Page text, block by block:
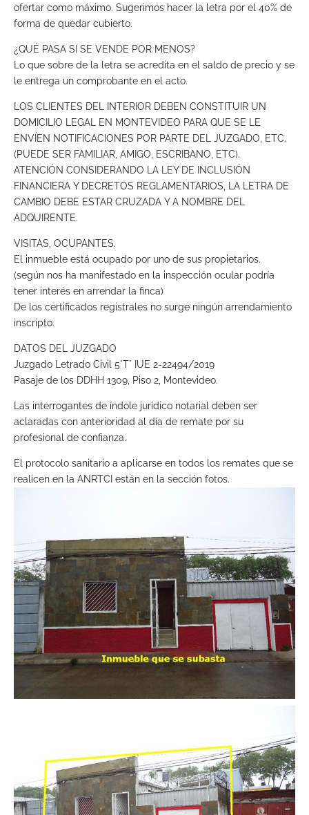
ofertar como máximo. Sugerimos hacer la letra por el 40% de
forma de quedar cubierto.
¿QUÉ PASA SI SE VENDE POR MENOS?
Lo que sobre de la letra se acredita en el saldo de precio y se
le entrega un comprobante en el acto.
LOS CLIENTES DEL INTERIOR DEBEN CONSTITUIR UN
DOMICILIO LEGAL EN MONTEVIDEO PARA QUE SE LE
ENVÍEN NOTIFICACIONES POR PARTE DEL JUZGADO, ETC.
(PUEDE SER FAMILIAR, AMIGO, ESCRIBANO, ETC).
ATENCIÓN CONSIDERANDO LA LEY DE INCLUSIÓN
FINANCIERA Y DECRETOS REGLAMENTARIOS, LA LETRA DE
CAMBIO DEBE ESTAR CRUZADA Y A NOMBRE DEL
ADQUIRENTE.
VISITAS, OCUPANTES.
El inmueble está ocupado por uno de sus propietarios.
(según nos ha manifestado en la inspección ocular podría
tener interés en arrendar la finca)
De los certificados registrales no surge ningún arrendamiento
inscripto.
DATOS DEL JUZGADO
Juzgado Letrado Civil 5°T° IUE 2-22494/2019
Pasaje de los DDHH 1309, Piso 2, Montevideo.
Las interrogantes de índole jurídico notarial deben ser
aclaradas con anterioridad al día de remate por su
profesional de confianza.
El protocolo sanitario a aplicarse en todos los remates que se
realicen en la ANRTCI están en la sección fotos.